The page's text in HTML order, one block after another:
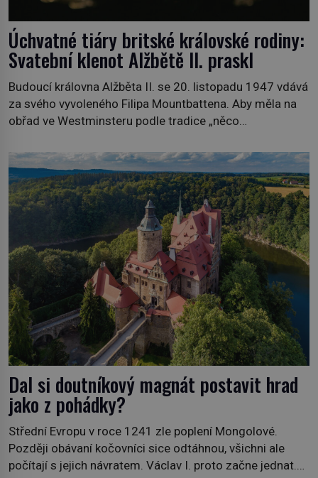
Úchvatné tiáry britské královské rodiny:
Svatební klenot Alžbětě II. praskl
Budoucí královna Alžběta II. se 20. listopadu 1947 vdává
za svého vyvoleného Filipa Mountbattena. Aby měla na
obřad ve Westminsteru podle tradice „něco
soukromé kolekce – diamantovou tiáru královny Marie.
„Je to ošklivá špičatá tiára,“ zhodnotil klenot britský
politik Sir Henry Channon (1897–1958), když si […]
Dal si doutníkový magnát postavit hrad
jako z pohádky?
Střední Evropu v roce 1241 zle poplení Mongolové.
Později obávaní kočovníci sice odtáhnou, všichni ale
počítají s jejich návratem. Václav I. proto začne jednat.